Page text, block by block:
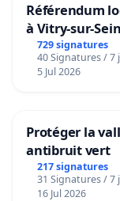
Référendum
à Vitry-sur-
729 signatures
40 Signatures / 7
5 Jul 2026
Protéger la
antibruit vert
217 signatures
31 Signatures / 7
16 Jul 2026